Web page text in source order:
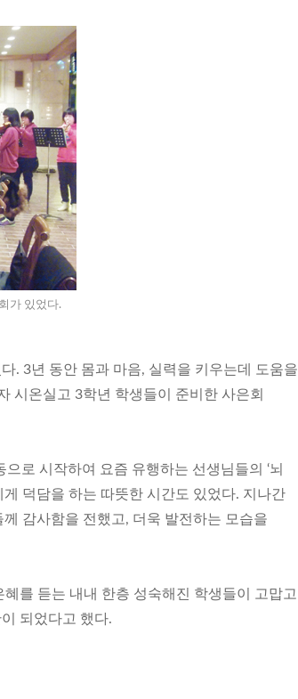
가 있었다.
. 3년 동안 몸과 마음, 실력을 키우는데 도움을
시온실고 3학년 학생들이 준비한 사은회
로 시작하여 요즘 유행하는 선생님들의 ‘뇌
덕담을 하는 따뜻한 시간도 있었다. 지나간
감사함을 전했고, 더욱 발전하는 모습을
를 듣는 내내 한층 성숙해진 학생들이 고맙고
되었다고 했다.